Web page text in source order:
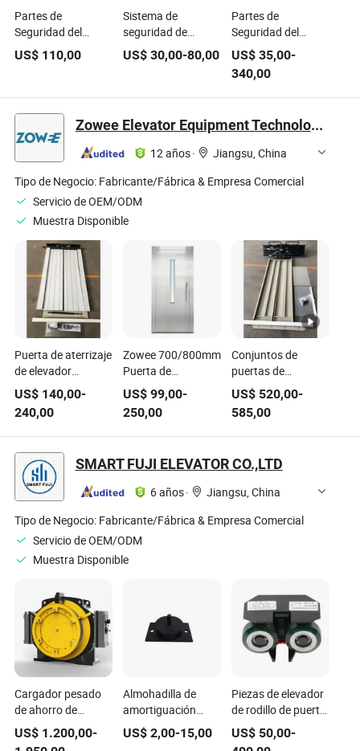
Partes de
Seguridad del
Elevador -
Gobernador de
US$ 110,00
Sistema de
seguridad de
partes de elevador -
Amortiguador
US$ 30,00-80,00
Partes de
Seguridad del
Elevador - Zapatas
de Guía de Rodillo
Elástico
US$ 35,00-
340,00
Zowee Elevator Equipment Technology (Suzhou) Co., Ltd
12 años·
Jiangsu, China
Tipo de Negocio: Fabricante/Fábrica & Empresa Comercial
Servicio de OEM/ODM
Muestra Disponible
Puerta de aterrizaje
de elevador
premium 304 para
edificio de oficinas,
puertas de piso de
ascensor para
elevadores de
pasajeros con
piezas de elevador
US$ 140,00-
240,00
Zowee 700/800mm
Puerta de
seguridad de
elevación manual
oscilante 304
Puerta oscilante de
para entrada de
elevador para villa
residencial, puerta
de almacén para
US$ 99,00-
250,00
Conjuntos de
puertas de
ascensor
anticorrosión con
propiedades físicas
estables para
pasajeros en
US$ 520,00-
585,00
SMART FUJI ELEVATOR CO.,LTD
6 años·
Jiangsu, China
Tipo de Negocio: Fabricante/Fábrica & Empresa Comercial
Servicio de OEM/ODM
Muestra Disponible
Cargador pesado
de ahorro de
energía, elevador
de bajo ruido,
US$ 1.200,00-
Almohadilla de
amortiguación
para elevadores,
almohadilla de
US$ 2,00-15,00
Piezas de elevador
de rodillo de puerta
de elevación y
aterrizaje zapato
US$ 50,00-